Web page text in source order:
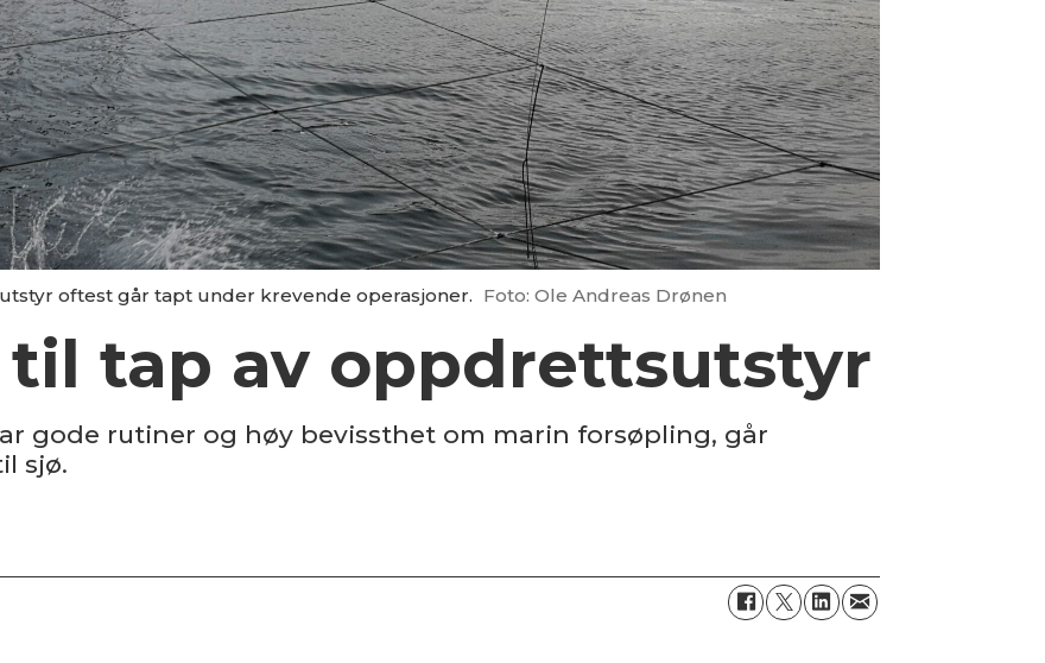
oftest går tapt under krevende operasjoner. Foto: Ole Andreas Drønen
tap av oppdrettsutstyr
gode rutiner og høy bevissthet om marin forsøpling, går
sjø.